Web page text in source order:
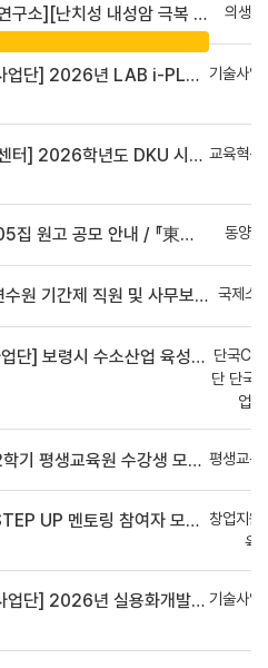
극복 차세대 신약개발 글로벌 사업단] 심포지엄 8월 24일 ~ 25일 의생
LAB i-PLUG 프로그램 과제 공고(~10.9.(금)까지)
기술사업
DKU 시그니처 교수법 적용 교과목 개발 신청 안내
교육혁신
第105輯征稿启事 / Call for Papers : The Oriental Studies, the 105th Issue 동양
간제 직원 및 사무보조원 채용 공고 국제스
수소산업 육성을 위한 기업 지원사업 모집공고
단국C-
단 단국
업
평생교육원 수강생 모집안내 평생교육
멘토링 참여자 모집(~7월 29일)
창업지원
육
실용화개발 지원(Grant) 과제 공고_~8/14(금)까지
기술사업